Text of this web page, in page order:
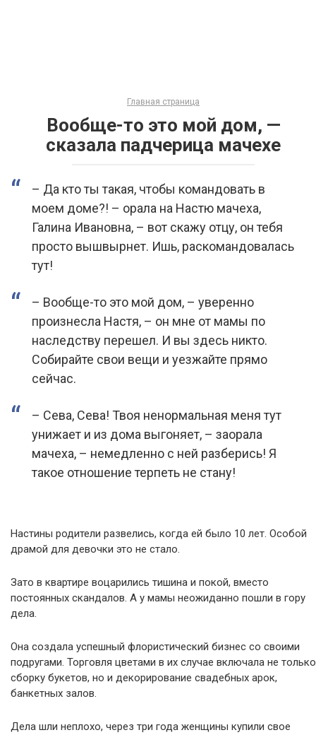
Главная страница
Вообще-то это мой дом, —
сказала падчерица мачехе
– Да кто ты такая, чтобы командовать в
моем доме?! – орала на Настю мачеха,
Галина Ивановна, – вот скажу отцу, он тебя
просто вышвырнет. Ишь, раскомандовалась
тут!
– Вообще-то это мой дом, – уверенно
произнесла Настя, – он мне от мамы по
наследству перешел. И вы здесь никто.
Собирайте свои вещи и уезжайте прямо
сейчас.
– Сева, Сева! Твоя ненормальная меня тут
унижает и из дома выгоняет, – заорала
мачеха, – немедленно с ней разберись! Я
такое отношение терпеть не стану!
Настины родители развелись, когда ей было 10 лет. Особой
драмой для девочки это не стало.
Зато в квартире воцарились тишина и покой, вместо
постоянных скандалов. А у мамы неожиданно пошли в гору
дела.
Она создала успешный флористический бизнес со своими
подругами. Торговля цветами в их случае включала не только
сборку букетов, но и декорирование свадебных арок,
банкетных залов.
Дела шли неплохо, через три года женщины купили свое